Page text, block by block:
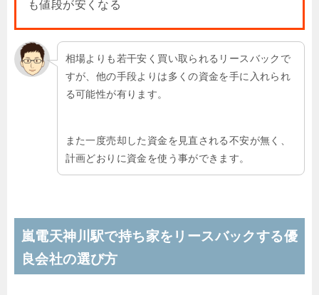
も値段が安くなる
相場よりも若干安く買い取られるリースバックで
すが、他の手段よりは多くの資金を手に入れられ
る可能性が有ります。
また一度売却した資金を見直される不安が無く、
計画どおりに資金を使う事ができます。
嵐電天神川駅で持ち家をリースバックする優
良会社の選び方